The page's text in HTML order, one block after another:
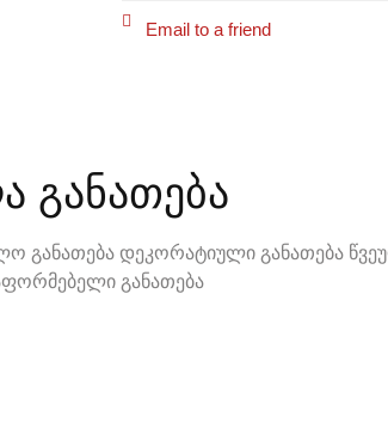
Email to a friend
განათება დეკორატიული განათება
განათება